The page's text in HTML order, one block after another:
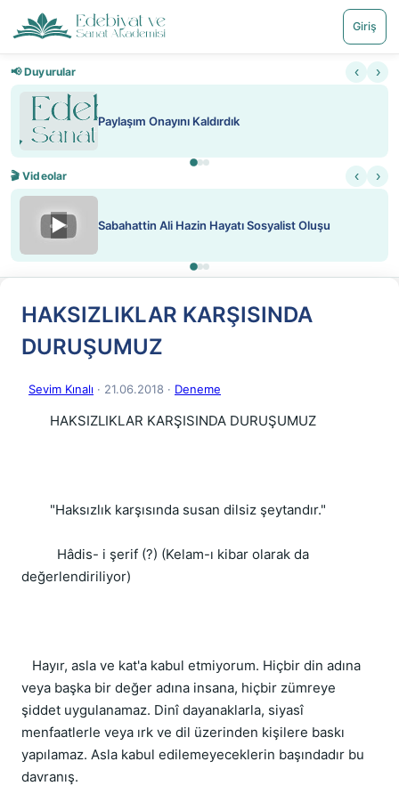
Giriş
📢 Duyurular ‹ ›
Paylaşım Onayını Kaldırdık
🎬 Videolar ‹ ›
▶ Sabahattin Ali Hazin Hayatı Sosyalist Oluşu
HAKSIZLIKLAR KARŞISINDA
DURUŞUMUZ
Sevim Kınalı · 21.06.2018 · Deneme
HAKSIZLIKLAR KARŞISINDA DURUŞUMUZ
"Haksızlık karşısında susan dilsiz şeytandır."
Hâdis- i şerif (?) (Kelam-ı kibar olarak da
değerlendiriliyor)
Hayır, asla ve kat'a kabul etmiyorum. Hiçbir din adına
veya başka bir değer adına insana, hiçbir zümreye
şiddet uygulanamaz. Dinî dayanaklarla, siyasî
menfaatlerle veya ırk ve dil üzerinden kişilere baskı
yapılamaz. Asla kabul edilemeyeceklerin başındadır bu
davranış.